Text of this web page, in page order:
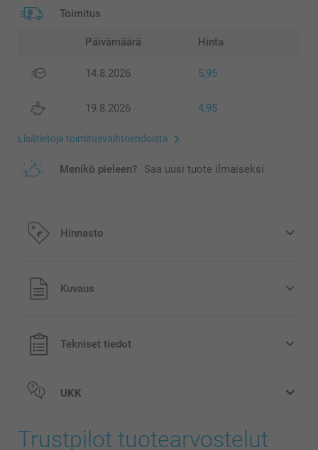
Toimitus
Päivämäärä Hinta
14.8.2026 5,95
19.8.2026 4,95
Lisätietoja toimitusvaihtoehdoista
Menikö pieleen? Saa uusi tuote ilmaiseksi
Hinnasto
Kaikki hinnat ovat euroina, sisältävät arvonlisäveron ja
eivät sisällä postikuluja.
Kuvaus
Tekniset tiedot
UKK
Trustpilot tuotearvostelut